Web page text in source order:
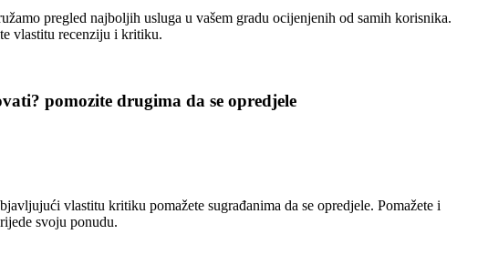
pregled najboljih usluga u vašem gradu ocijenjenih od samih korisnika.
vlastitu recenziju i kritiku.
pomozite drugima da se opredjele
vlastitu kritiku pomažete sugrađanima da se opredjele. Pomažete i
svoju ponudu.